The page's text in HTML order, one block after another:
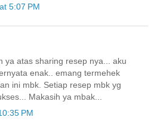
5:07 PM
ya atas sharing resep nya... aku
enak.. emang termehek
ini mbk. Setiap resep mbk yg
Makasih ya mbak...
PM